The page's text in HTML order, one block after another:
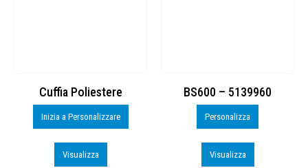
Cuffia Poliestere
Inizia a Personalizzare
Visualizza
BS600 – 5139960
Personalizza
Visualizza